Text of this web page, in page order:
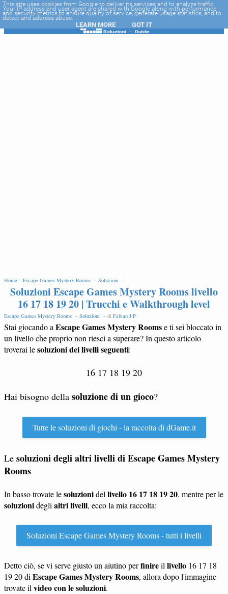
-->
Home - Escape Games Mystery Rooms - Soluzioni -
Soluzioni Escape Games Mystery Rooms livello
16 17 18 19 20 | Trucchi e Walkthrough level
Escape Games Mystery Rooms - Soluzioni - di Fabian J.P.
Stai giocando a Escape Games Mystery Roomse ti sei bloccato in
un livello che proprio non riesci a superare? In questo articolo
troverai lesoluzioni dei livelli seguenti:
16 17 18 19 20
Hai bisogno della soluzione di un gioco?
Tutte le soluzioni di giochi - la raccolta di dGame.it
Le soluzioni degli altri livelli diEscape Games Mystery
Rooms
In basso trovate lesoluzionidel livello 16 17 18 19 20, mentre per le
soluzionidegli altri livelli, ecco la mia raccolta:
Soluzioni Escape Games Mystery Rooms - tutti i livelli
Detto ciò, se vi serve giusto un aiutino perfinireil livello 16 17 18
19 20 di Escape Games Mystery Rooms, allora dopo l'immagine
trovate il video con le soluzioni.
This site uses cookies from Google to deliver its services and to analyze traffic.
Your IP address and user-agent are shared with Google along with performance
and security metrics to ensure quality of service, generate usage statistics, and to
detect and address abuse.
LEARN MORE GOT IT